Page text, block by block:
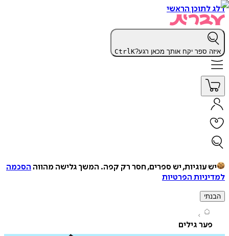
הראשי
ספר יקח אותך מכאן רגע? Ctrl K
עוגיות, יש ספרים, חסר רק קפה. המשך גלישה מהווההסכמה
הפרטיות
גילים